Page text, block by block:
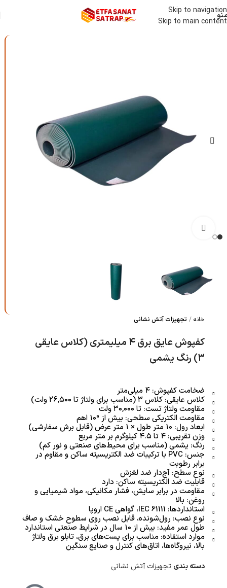
Skip to navigation
Skip to main content
خانه تجهیزات آتش نشانی
کفپوش عایق برق ۴ میلیمتری (کلاس عایقی
۳) رنگ یشمی
ضخامت کفپوش: ۴ میلی‌متر
کلاس عایقی: کلاس ۳ (مناسب برای ولتاژ تا ۲۶,۵۰۰ ولت)
مقاومت ولتاژ تست: تا ۳۰,۰۰۰ ولت
مقاومت الکتریکی سطحی: بیش از ۱۰⁹ اهم
ابعاد رول: ۱۰ متر طول × ۱ متر عرض (قابل برش سفارشی)
وزن تقریبی: ۴ تا ۴.۵ کیلوگرم بر متر مربع
رنگ: یشمی (مناسب برای محیط‌های صنعتی و نور کم)
جنس: PVC با ترکیبات ضد الکتریسیته ساکن و مقاوم در
برابر رطوبت
نوع سطح: آج‌دار ضد لغزش
قابلیت ضد الکتریسیته ساکن: دارد
مقاومت در برابر سایش، فشار مکانیکی، مواد شیمیایی و
روغن: بالا
استانداردها: IEC 61111، گواهی CE اروپا
نوع نصب: رول‌شونده، قابل نصب روی سطوح خشک و صاف
طول عمر مفید: بیش از ۱۰ سال در شرایط صنعتی استاندارد
موارد استفاده: مناسب برای پست‌های برق، تابلو برق ولتاژ
بالا، نیروگاه‌ها، اتاق‌های کنترل و صنایع سنگین
دسته بندی تجهیزات آتش نشانی